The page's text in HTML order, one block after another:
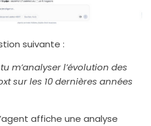
suivante :
m’analyser l’évolution des
sur les 10 dernières années
affiche une analyse